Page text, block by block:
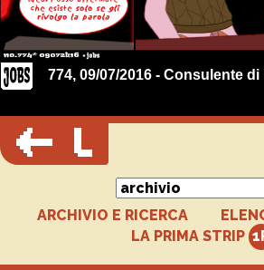
774, 09/07/2016 - Consulente
ARCHIVIO E RICERCA
LA PRIMA STRIP